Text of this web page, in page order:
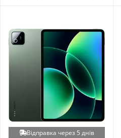
Відправка через 5 днів